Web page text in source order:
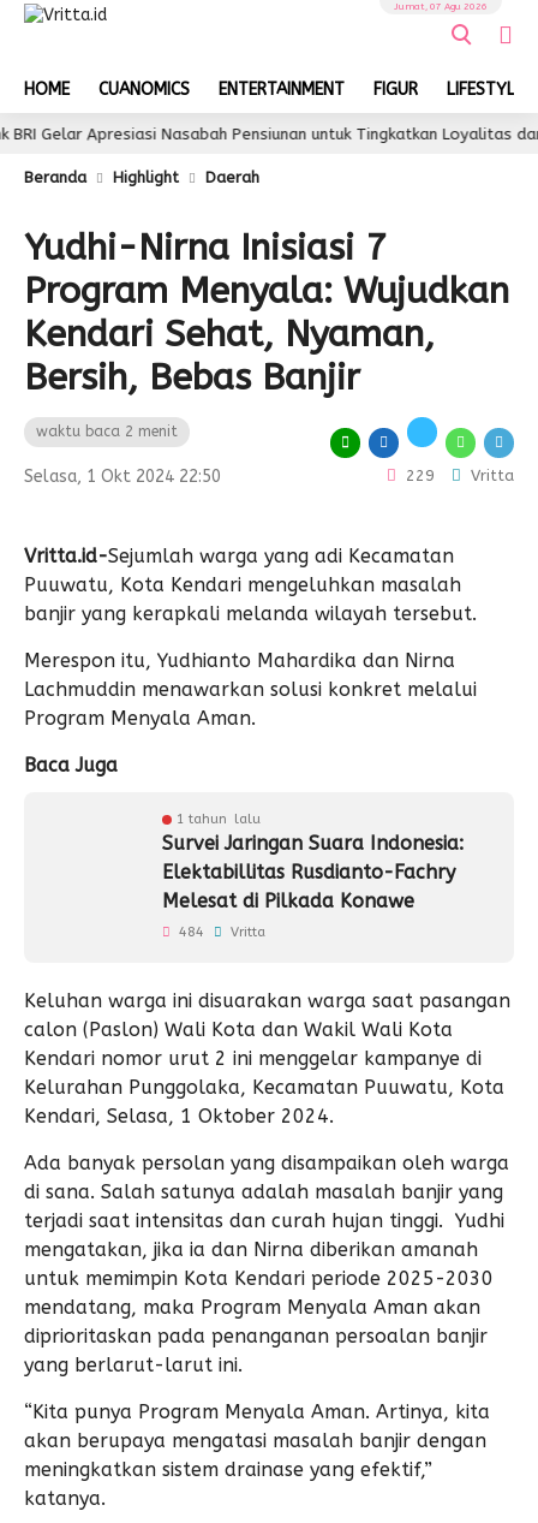
HOME CUANOMICS ENTERTAINMENT FIGUR LIFESTYLE
Jumat, 07 Agu 2026
Apresiasi Nasabah Pensiunan untuk Tingkatkan Loyalitas dan
Beranda Highlight Daerah
Yudhi-Nirna Inisiasi 7
Program Menyala: Wujudkan
Kendari Sehat, Nyaman,
Bersih, Bebas Banjir
waktu baca 2 menit
Selasa, 1 Okt 2024 22:50 229 Vritta
Vritta.id-Sejumlah warga yang adi Kecamatan
Puuwatu, Kota Kendari mengeluhkan masalah
banjir yang kerapkali melanda wilayah tersebut.
Merespon itu, Yudhianto Mahardika dan Nirna
Lachmuddin menawarkan solusi konkret melalui
Program Menyala Aman.
Baca Juga
1 tahun lalu
Survei Jaringan Suara Indonesia:
Elektabillitas Rusdianto-Fachry
Melesat di Pilkada Konawe
484 Vritta
Keluhan warga ini disuarakan warga saat pasangan
calon (Paslon) Wali Kota dan Wakil Wali Kota
Kendari nomor urut 2 ini menggelar kampanye di
Kelurahan Punggolaka, Kecamatan Puuwatu, Kota
Kendari, Selasa, 1 Oktober 2024.
Ada banyak persolan yang disampaikan oleh warga
di sana. Salah satunya adalah masalah banjir yang
terjadi saat intensitas dan curah hujan tinggi. Yudhi
mengatakan, jika ia dan Nirna diberikan amanah
untuk memimpin Kota Kendari periode 2025-2030
mendatang, maka Program Menyala Aman akan
diprioritaskan pada penanganan persoalan banjir
yang berlarut-larut ini.
“Kita punya Program Menyala Aman. Artinya, kita
akan berupaya mengatasi masalah banjir dengan
meningkatkan sistem drainase yang efektif,”
katanya.